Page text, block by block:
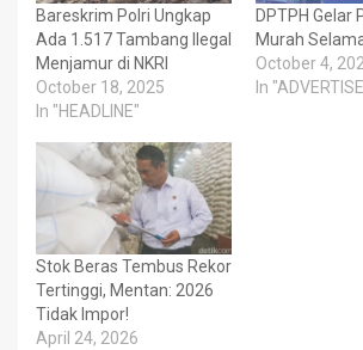
Bareskrim Polri Ungkap
Ada 1.517 Tambang Ilegal
Menjamur di NKRI
October 18, 2025
In "HEADLINE"
DPTPH Gelar
Murah
October 4,
In
Stok Beras Tembus Rekor
Tertinggi, Mentan: 2026
Tidak Impor!
April 24, 2026